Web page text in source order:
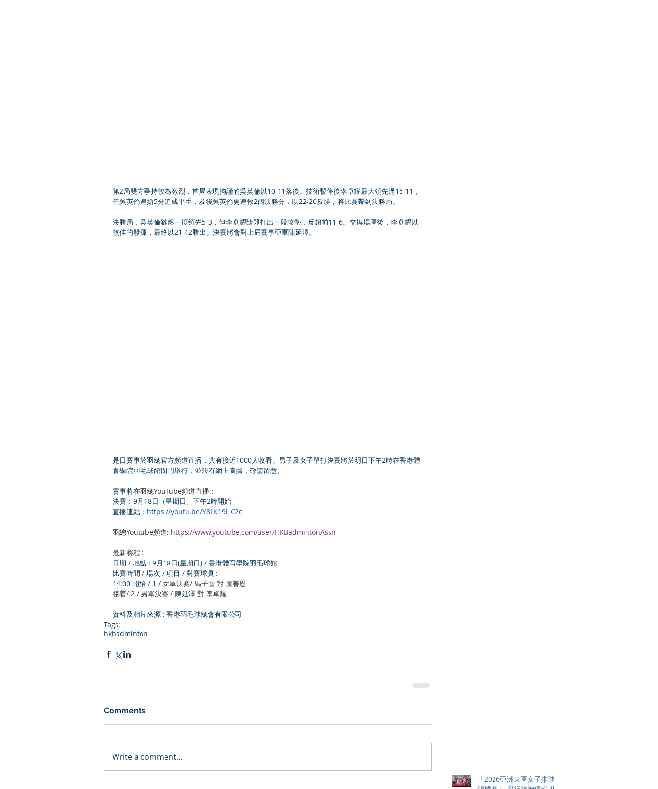
第2局雙方爭持較為激烈，首局表現拘謹的吳英倫以10-11落後。技術暫停後李卓耀最大領先過16-11，
但吳英倫連搶5分追成平手，及後吳英倫更連救2個決勝分，以22-20反勝，將比賽帶到決勝局。
決勝局，吳英倫雖然一度領先5-3，但李卓耀隨即打出一段攻勢，反超前11-6。交換場區後，李卓耀以
較佳的發揮，最終以21-12勝出。決賽將會對上屆賽事亞軍陳延澤。
是日賽事於羽總官方頻道直播，共有接近1000人收看。男子及女子單打決賽將於明日下午2時在香港體
育學院羽毛球館閉門舉行，並設有網上直播，敬請留意。
賽事將在羽總YouTube頻道直播：
決賽：9月18日（星期日）下午2時開始
直播連結： https://youtu.be/Y8LK19l_C2c
羽總Youtube頻道: https://www.youtube.com/user/HKBadmintonAssn
最新賽程 :
日期 / 地點 : 9月18日(星期日) / 香港體育學院羽毛球館
比賽時間 / 場次 / 項目 / 對賽球員 :
14:00 開始 / 1 / 女單決賽/ 馬子雪 對 盧善恩
接着/ 2 / 男單決賽 / 陳延澤 對 李卓耀
資料及相片來源 : 香港羽毛球總會有限公司
Tags:
hkbadminton
Comments
Write a comment...
「2026亞洲東區女子排球